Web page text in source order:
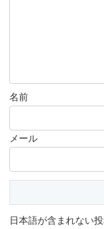
名前
メール
日本語が含まれない